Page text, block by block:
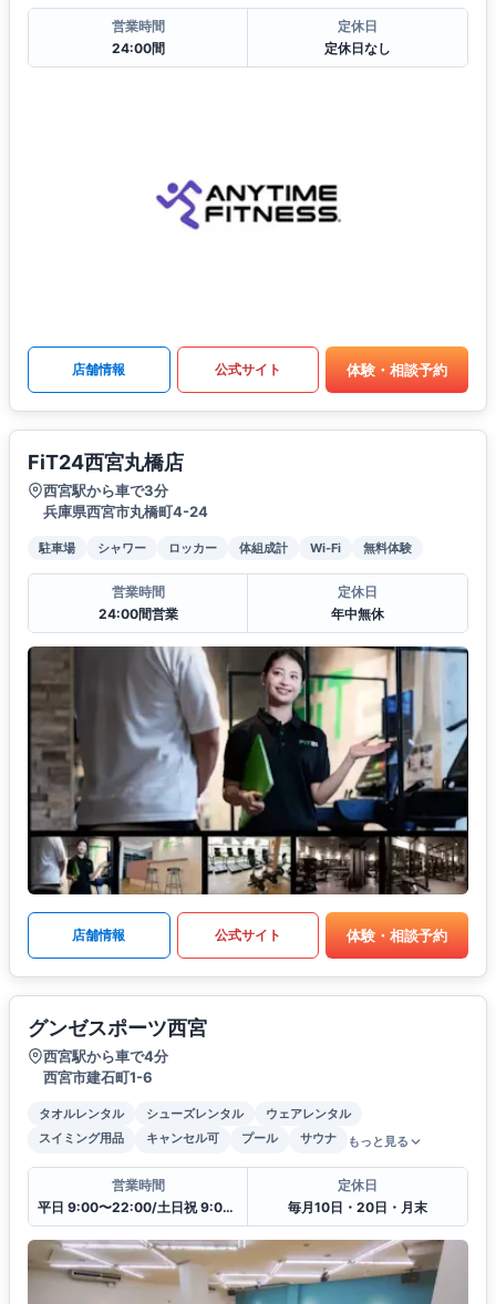
営業時間
24:00間
定休日
定休日なし
店舗情報 公式サイト 体験・相談予約
FiT24西宮丸橋店
西宮駅から車で3分
兵庫県西宮市丸橋町4-24
駐車場 シャワー ロッカー 体組成計 Wi-Fi 無料体験
営業時間
24:00間営業
定休日
年中無休
店舗情報 公式サイト 体験・相談予約
グンゼスポーツ西宮
西宮駅から車で4分
西宮市建石町1-6
タオルレンタル シューズレンタル
ウェアレンタル
スイミング用品
キャンセル可 プール サウナ もっと見る
営業時間
平日 9:00〜22:00/土日祝 9:00〜18:00
定休日
毎月10日・20日・月末